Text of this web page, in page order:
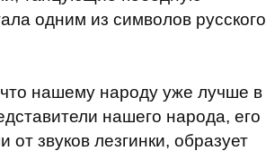
одним из символов русского
нашему народу уже лучше в
нашего народа, его
от звуков лезгинки, образует